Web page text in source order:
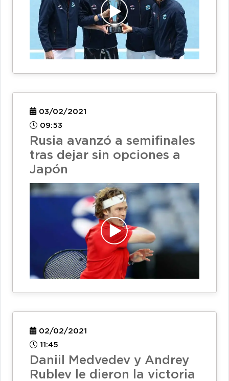
03/02/2021
09:53
Rusia avanzó a semifinales
tras dejar sin opciones a
Japón
02/02/2021
11:45
Daniil Medvedev y Andrey
Rublev le dieron la victoria